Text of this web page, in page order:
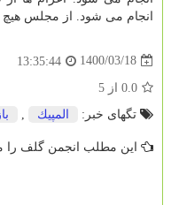
انجام می شود. از مجلس هیچ
1400/03/18
13:35:44
0.0 از 5
تگهای خبر:
المپیك
این مطلب انجمن گلف را